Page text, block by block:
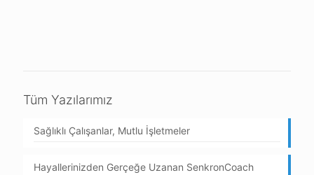
Tüm Yazılarımız
Sağlıklı Çalışanlar, Mutlu İşletmeler
Hayallerinizden Gerçeğe Uzanan SenkronCoach